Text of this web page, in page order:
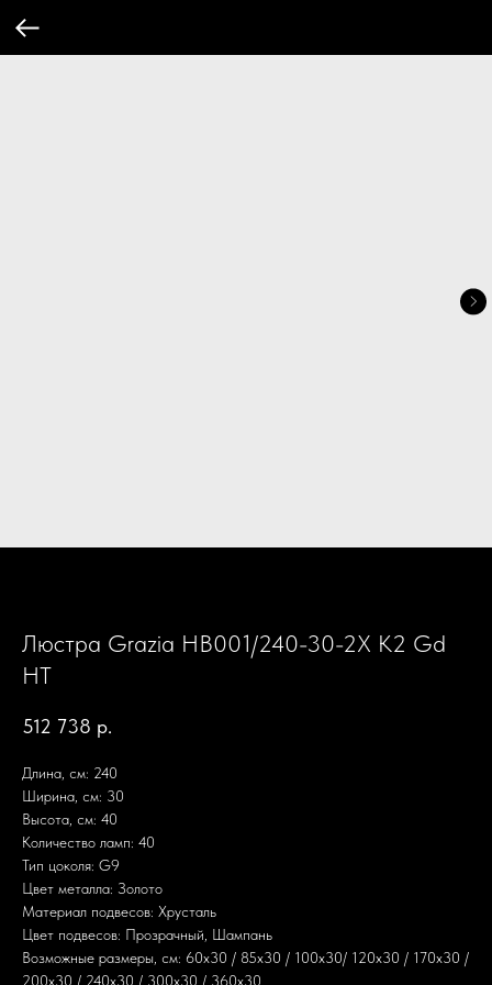
Люстра Grazia HB001/240-30-2X K2 Gd
HT
512 738 р.
Длина, см: 240
Ширина, см: 30
Высота, см: 40
Количество ламп: 40
Тип цоколя: G9
Цвет металла: Золото
Материал подвесов: Хрусталь
Цвет подвесов: Прозрачный, Шампань
Возможные размеры, см: 60х30 / 85х30 / 100х30/ 120х30 / 170х30 /
200х30 / 240х30 / 300х30 / 360х30